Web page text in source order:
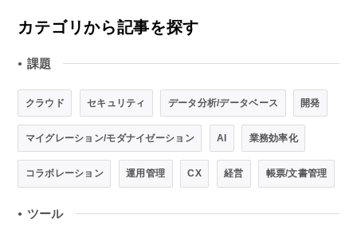
カテゴリから記事を探す
● 課題
クラウド セキュリティ データ分析/データベース 開発
マイグレーション/モダナイゼーション AI 業務効率化
コラボレーション 運用管理 CX 経営 帳票/文書管理
● ツール